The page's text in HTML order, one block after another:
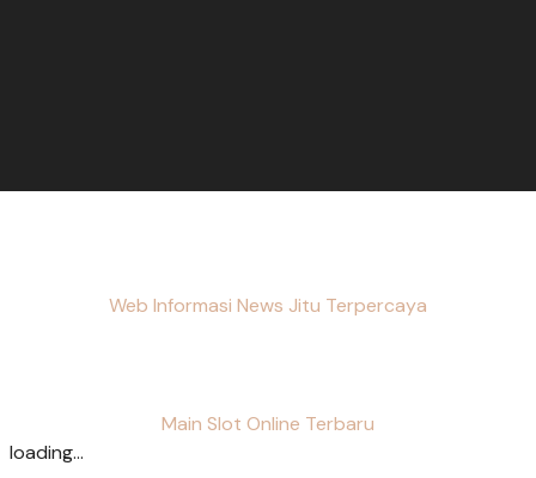
Web Informasi News Jitu Terpercaya
Main Slot Online Terbaru
loading...